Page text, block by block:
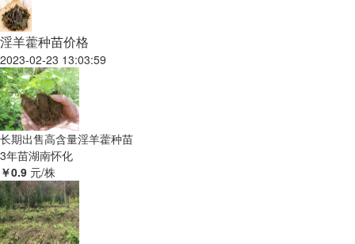
淫羊藿种苗价格
2023-02-23 13:03:59
长期出售高含量淫羊藿种苗
3年苗湖南怀化
￥0.9 元/株